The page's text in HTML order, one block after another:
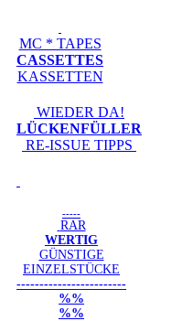
MC * TAPES
CASSETTES
KASSETTEN
WIEDER DA!
LÜCKENFÜLLER
RE-ISSUE TIPPS
-----
RAR
WERTIG
GÜNSTIGE
EINZELSTÜCKE
------------------------
%%
%%